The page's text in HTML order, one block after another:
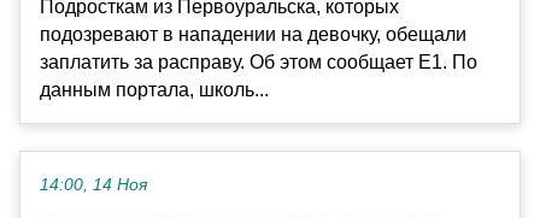
Подросткам из Первоуральска, которых
подозревают в нападении на девочку, обещали
заплатить за расправу. Об этом сообщает Е1. По
данным портала, школь...
14:00, 14 Ноя